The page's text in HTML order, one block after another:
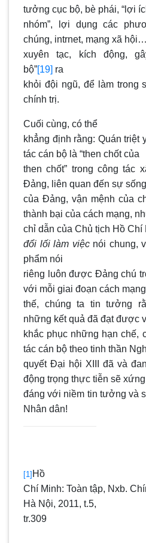
tưởng cục bộ, bè phái, “lợi
nhóm”, lợi dụng các
chúng, intrnet, mạng xã
xuyên tạc, kích động,
bộ”[19] ra
khỏi đội ngũ, để làm trong
chính trị.
Cuối cùng, có thể
khẳng định rằng: Quán triệt
tác cán bộ là “then chốt của
then chốt” trong công tác
Đảng, liên quan đến sự
của Đảng, vận mệnh của
thành bại của cách mạng,
chỉ dẫn của Chủ tịch Hồ Chí
đổi lối làm việcnói chung,
phẩm nói
riêng luôn được Đảng chú
với mỗi giai đoạn cách
thế, chúng ta tin tưởng
những kết quả đã đạt được
khắc phục những hạn chế,
tác cán bộ theo tinh thần
quyết Đại hội XIII đã và
động trọng thực tiễn sẽ xứng
đáng với niềm tin tưởng và
Nhân dân!
[1] Hồ
Chí Minh: Toàn tập, Nxb.
Hà Nội, 2011, t.5,
tr.309